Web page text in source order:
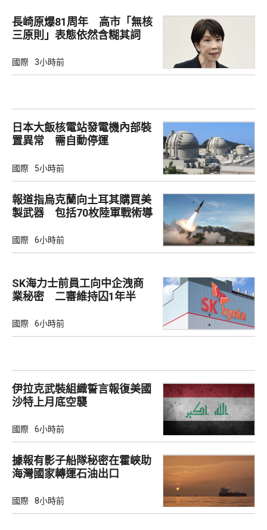
長崎原爆81周年 高市「無核
三原則」表態依然含糊其詞
國際 3小時前
日本大飯核電站發電機內部裝
置異常 需自動停運
國際 5小時前
報道指烏克蘭向土耳其購買美
製武器 包括70枚陸軍戰術導
國際 6小時前
SK海力士前員工向中企洩商
業秘密 二審維持囚1年半
國際 6小時前
伊拉克武裝組織誓言報復美國
沙特上月底空襲
國際 6小時前
據報有影子船隊秘密在霍峽助
海灣國家轉運石油出口
國際 8小時前